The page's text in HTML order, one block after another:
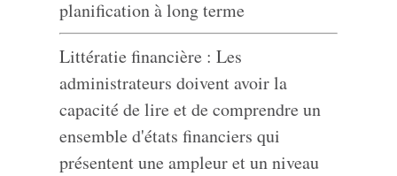
planification à long terme
Littératie financière : Les
administrateurs doivent avoir la
capacité de lire et de comprendre un
ensemble d'états financiers qui
présentent une ampleur et un niveau